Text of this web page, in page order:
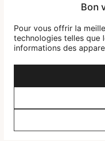
Bon
Pour vous offrir la
technologies telles que
informations des